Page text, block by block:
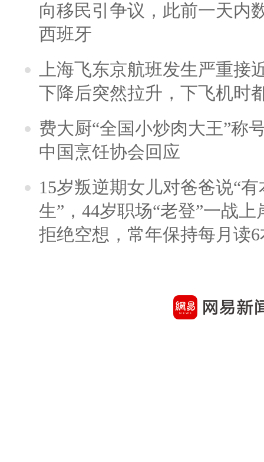
向移民引争议，此前一天内
西班牙
上海飞东京航班发生严重接
下降后突然拉升，下飞机时
费大厨“全国小炒肉大王”称
中国烹饪协会回应
15岁叛逆期女儿对爸爸说“
生”，44岁职场“老登”一战上
拒绝空想，常年保持每月读